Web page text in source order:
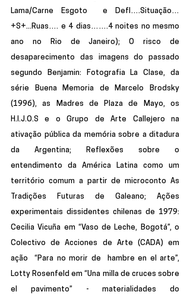
Lama/Carne Esgoto  e Defl….Situação…
+S+...Ruas…. e 4 dias…….4 noites no mesmo
ano no Rio de Janeiro); O risco de
desaparecimento das imagens do passado
segundo Benjamin: Fotografia La Clase, da
série Buena Memoria de Marcelo Brodsky
(1996), as Madres de Plaza de Mayo, os
H.I.J.O.S e o Grupo de Arte Callejero na
ativação pública da memória sobre a ditadura
da Argentina; Reflexões sobre o
entendimento da América Latina como um
território comum a partir de microconto As
Tradições Futuras de Galeano; Ações
experimentais dissidentes chilenas de 1979:
Cecilia Vicuña em “Vaso de Leche, Bogotá”, o
Colectivo de Acciones de Arte (CADA) em
ação  “Para no morir de  hambre en el arte”,
Lotty Rosenfeld em “Una milla de cruces sobre
el pavimento” - materialidades do